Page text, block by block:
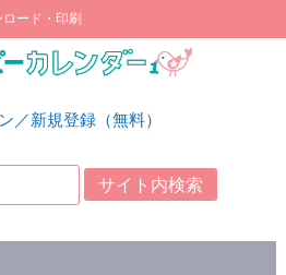
ード・印刷
／新規登録（無料）